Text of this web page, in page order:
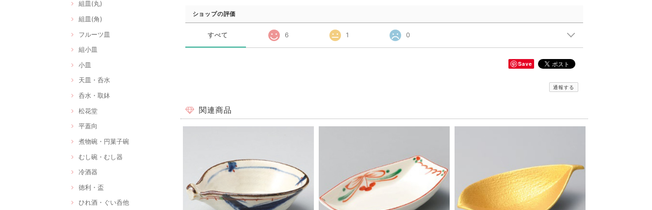
組皿(丸)
組皿(角)
フルーツ皿
組小皿
小皿
天皿・呑水
呑水・取鉢
松花堂
平蓋向
煮物碗・円菓子碗
むし碗・むし器
冷酒器
徳利・盃
ひれ酒・ぐい呑他
ショップの評価
すべて 6 1 0
Save
通報する
関連商品